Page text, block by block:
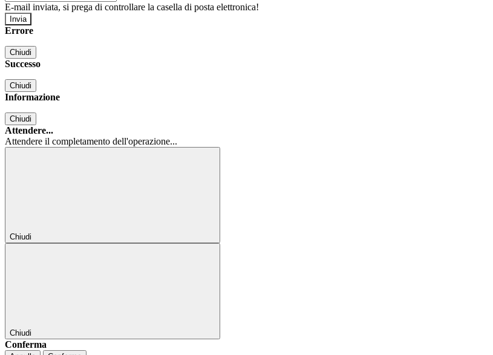
E-mail inviata, si prega di controllare la casella di posta elettronica!
Errore
Chiudi
Successo
Chiudi
Informazione
Chiudi
Attendere...
Attendere il completamento dell'operazione...
Chiudi
Chiudi
Conferma